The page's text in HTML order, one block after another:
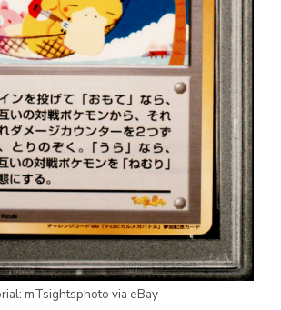
mTsightsphoto via eBay